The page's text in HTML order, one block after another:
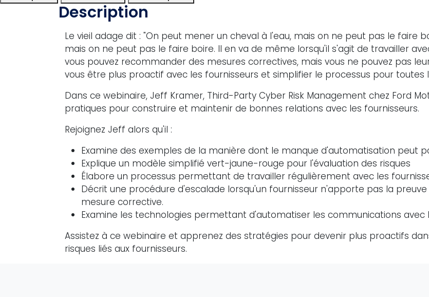
Description
Le vieil adage dit : "On peut mener un cheval à l'eau, mais on ne peut pas le faire
mais on ne peut pas le faire boire. Il en va de même lorsqu'il s'agit de travailler
vous pouvez recommander des mesures correctives, mais vous ne pouvez pas
vous être plus proactif avec les fournisseurs et simplifier le processus pour toutes
Dans ce webinaire, Jeff Kramer, Third-Party Cyber Risk Management chez Ford
pratiques pour construire et maintenir de bonnes relations avec les fournisseurs.
Rejoignez Jeff alors qu'il :
Examine des exemples de la manière dont le manque d'automatisation peut
Explique un modèle simplifié vert-jaune-rouge pour l'évaluation des risques
Élabore un processus permettant de travailler régulièrement avec les
Décrit une procédure d'escalade lorsqu'un fournisseur n'apporte pas la
mesure corrective.
Examine les technologies permettant d'automatiser les communications avec
Assistez à ce webinaire et apprenez des stratégies pour devenir plus proactifs
risques liés aux fournisseurs.